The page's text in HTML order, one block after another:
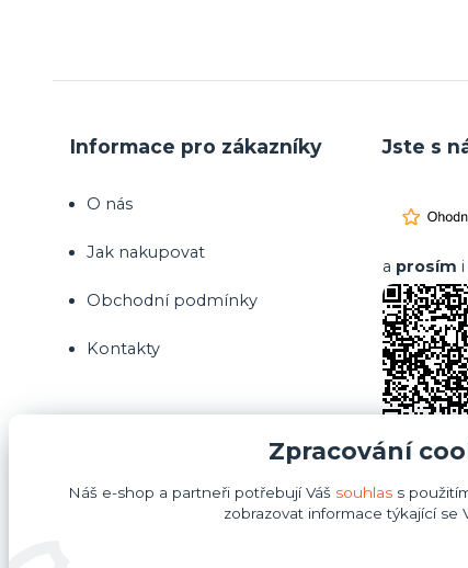
Informace pro zákazníky
O nás
Jak nakupovat
Obchodní podmínky
Kontakty
Jste s
a prosím i
Zpracování
Náš e-shop a partneři potřebují Váš souhlas s
zobrazovat informace týkající se